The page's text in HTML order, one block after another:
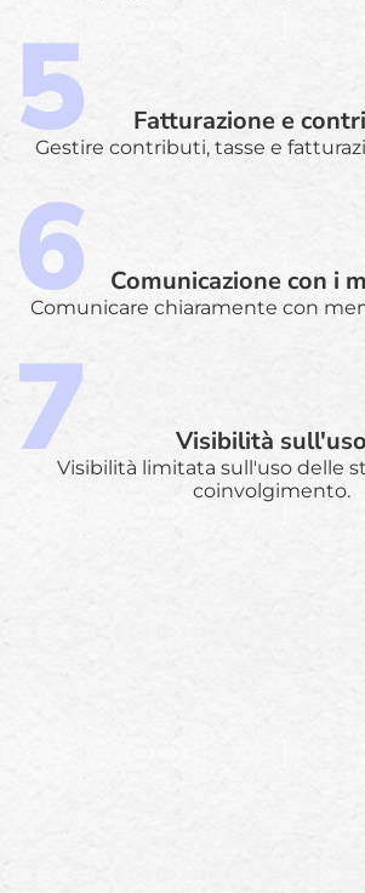
Fatturazione e
Gestire contributi, tasse e
Comunicazione con i
Comunicare chiaramente con
Visibilità sull'uso
Visibilità limitata sull'uso delle
coinvolgimento.